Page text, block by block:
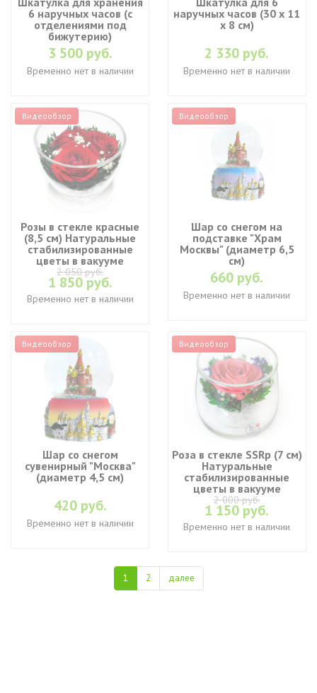
6 наручных часов (с
отделениями под
бижутерию)
3 500 руб.
Временно нет в наличии
наручных часов (30 х 11
х 8 см)
2 330 руб.
Временно нет в наличии
Видеообзор
Розы в стекле красные
(8,5 см) Натуральные
стабилизированные
цветы в вакууме
2 050 руб.
1 850 руб.
Временно нет в наличии
Видеообзор
Шар со снегом на
подставке "Храм
Москвы" (диаметр 6,5
см)
660 руб.
Временно нет в наличии
Видеообзор
Шар со снегом
сувенирный "Москва"
(диаметр 4,5 см)
420 руб.
Временно нет в наличии
Видеообзор
Роза в стекле SSRp (7 см)
Натуральные
стабилизированные
цветы в вакууме
2 000 руб.
1 150 руб.
Временно нет в наличии
1 2 далее